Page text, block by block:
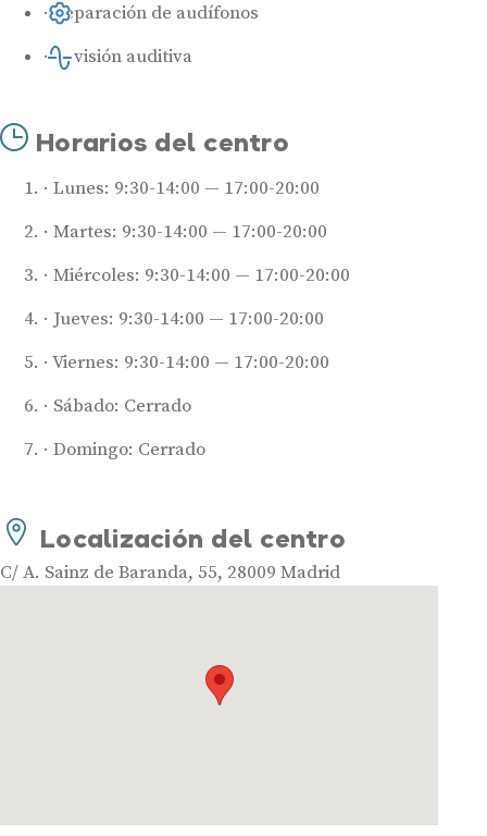
Reparación de audífonos
Revisión auditiva
Horarios del centro
Lunes: 9:30-14:00 — 17:00-20:00
Martes: 9:30-14:00 — 17:00-20:00
Miércoles: 9:30-14:00 — 17:00-20:00
Jueves: 9:30-14:00 — 17:00-20:00
Viernes: 9:30-14:00 — 17:00-20:00
Sábado: Cerrado
Domingo: Cerrado
Localización del centro
C/ A. Sainz de Baranda, 55, 28009 Madrid
Mejores marcas de audífonos
Tipos de audífonos para la sordera
Audífonos bluetooth
Audífonos inteligentes